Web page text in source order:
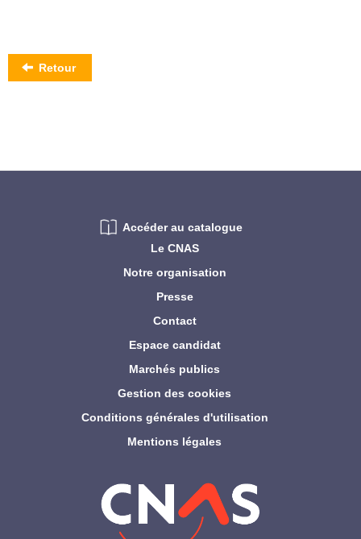
Retour
Le CNAS
Notre organisation
Presse
Contact
Espace candidat
Marchés publics
Gestion des cookies
Conditions générales d'utilisation
Mentions légales
Accéder au catalogue